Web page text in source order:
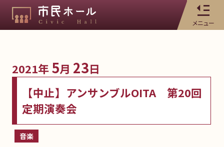
メニュー
2021年5月 23日
【中止】アンサンブルOITA 第20回
定期演奏会
音楽